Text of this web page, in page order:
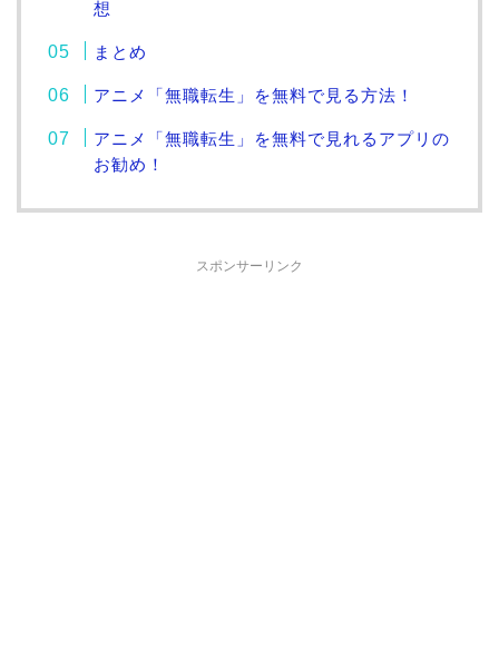
想
まとめ
アニメ「無職転生」を無料で見る方法！
アニメ「無職転生」を無料で見れるアプリの
お勧め！
スポンサーリンク